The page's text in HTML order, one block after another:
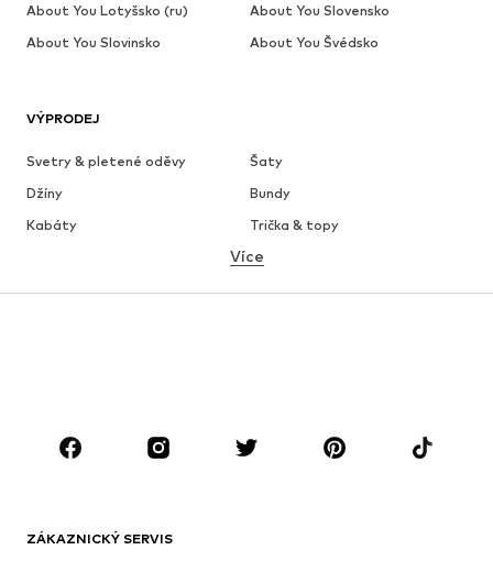
VÝPRODEJ
Svetry & pletené oděvy
Šaty
Džíny
Bundy
Kabáty
Trička & topy
Spodní prádlo
Doplňky
Premium
Nové
Více
ZÁKAZNICKÝ SERVIS
About You Lotyšsko (ru)
About You Slovensko
About You Slovinsko
About You Švédsko